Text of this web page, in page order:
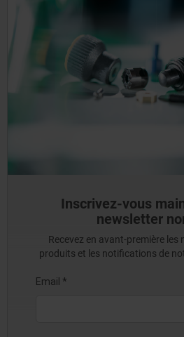
Inscrivez-vous
newsletter
Recevez en avant-première les
produits et les notifications de